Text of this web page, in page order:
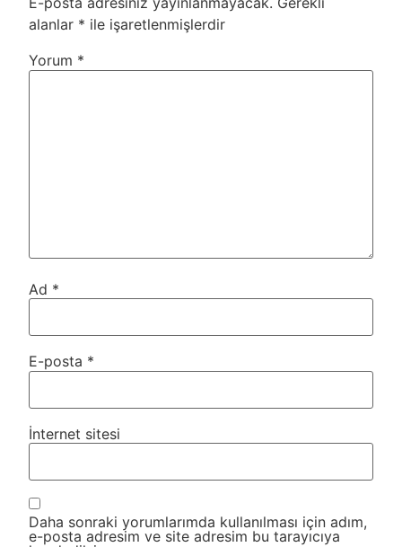
alanlar * ile işaretlenmişlerdir
Yorum *
Ad *
E-posta *
İnternet sitesi
Daha sonraki yorumlarımda kullanılması için adım,
e-posta adresim ve site adresim bu tarayıcıya